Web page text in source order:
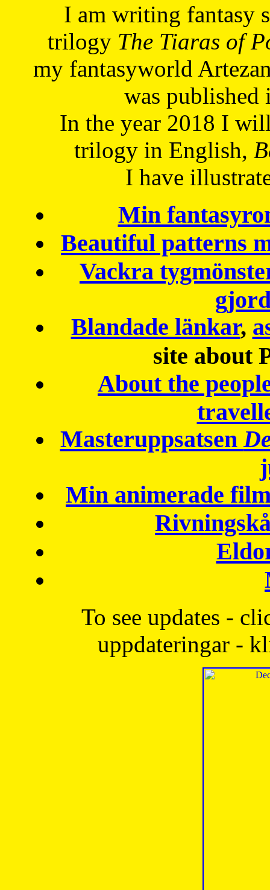
I am writing fantasy
trilogy The Tiaras of
my fantasyworld
was published
In the year 2018 I
trilogy in English,
I have
Min
Beautiful patterns
Vackra
Blandade länkar,
site about
About the
Masteruppsatsen
Min animerade
To see updates -
uppdateringar -